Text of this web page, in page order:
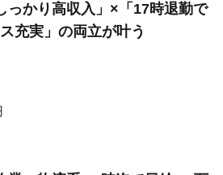
っかり高収入」×「17時退勤で
充実」の両立が叶う